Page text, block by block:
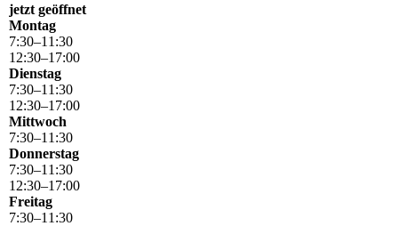
jetzt geöffnet
Montag
7:30–11 :30
12:30–17:00
Dienstag
7:30–11 :30
12:30–17:00
Mittwoch
7:30–11 :30
Donnerstag
7:30–11 :30
12:30–17:00
Freitag
7:30–11 :30